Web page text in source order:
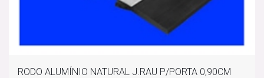
RODO ALUMÍNIO NATURAL J.RAU P/PORTA 0,90CM